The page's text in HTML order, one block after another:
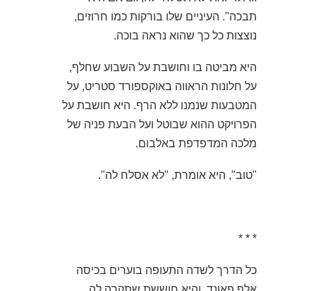
תבכה". העיניים שלו בורקות כמו חרוזים,
נוצצות כל כך שהוא נראה בוכה.
היא מביטה בו וחושבת על השבוע שחלף,
על חלונות הראווה באוקספורד סטריט, על
המטבעות שנמנו ללא הרף. היא חושבת על
הפרויקט ההוא שבוטל ועל הבעת פניה של
מלכה המדפדפת באלבום.
"טוב", היא אומרת, "לא אסלח לה".
* * *
כל הדרך לשדה התעופה בוערים בכיסה